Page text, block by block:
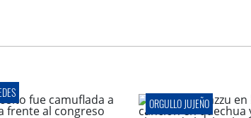
ORGULLO JUJEÑO